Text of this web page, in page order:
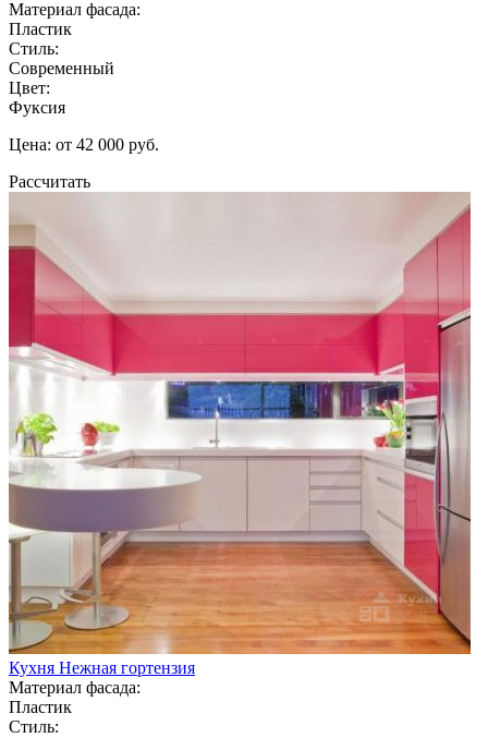
Материал фасада:
Пластик
Стиль:
Современный
Цвет:
Фуксия
Цена: от 42 000 руб.
Рассчитать
Кухня Нежная гортензия
Материал фасада:
Пластик
Стиль: